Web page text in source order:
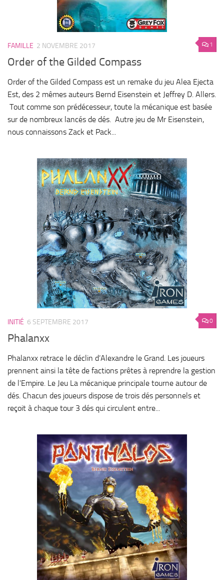
1
FAMILLE 2 NOVEMBRE 2017
Order of the Gilded Compass
Order of the Gilded Compass est un remake du jeu Alea Ejecta
Est, des 2 mêmes auteurs Bernd Eisenstein et Jeffrey D. Allers.
Tout comme son prédécesseur, toute la mécanique est basée
sur de nombreux lancés de dés. Autre jeu de Mr Eisenstein,
nous connaissons Zack et Pack...
0
INITIÉ 6 SEPTEMBRE 2017
Phalanxx
Phalanxx retrace le déclin d’Alexandre le Grand. Les joueurs
prennent ainsi la tête de factions prêtes à reprendre la gestion
de l’Empire. Le Jeu La mécanique principale tourne autour de
dés. Chacun des joueurs dispose de trois dés personnels et
reçoit à chaque tour 3 dés qui circulent entre...